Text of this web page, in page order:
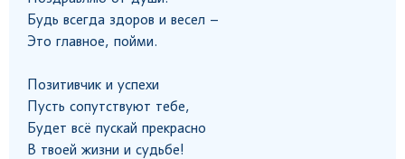
Будь всегда здоров и весел –
Это главное, пойми.
Позитивчик и успехи
Пусть сопутствуют тебе,
Будет всё пускай прекрасно
В твоей жизни и судьбе!